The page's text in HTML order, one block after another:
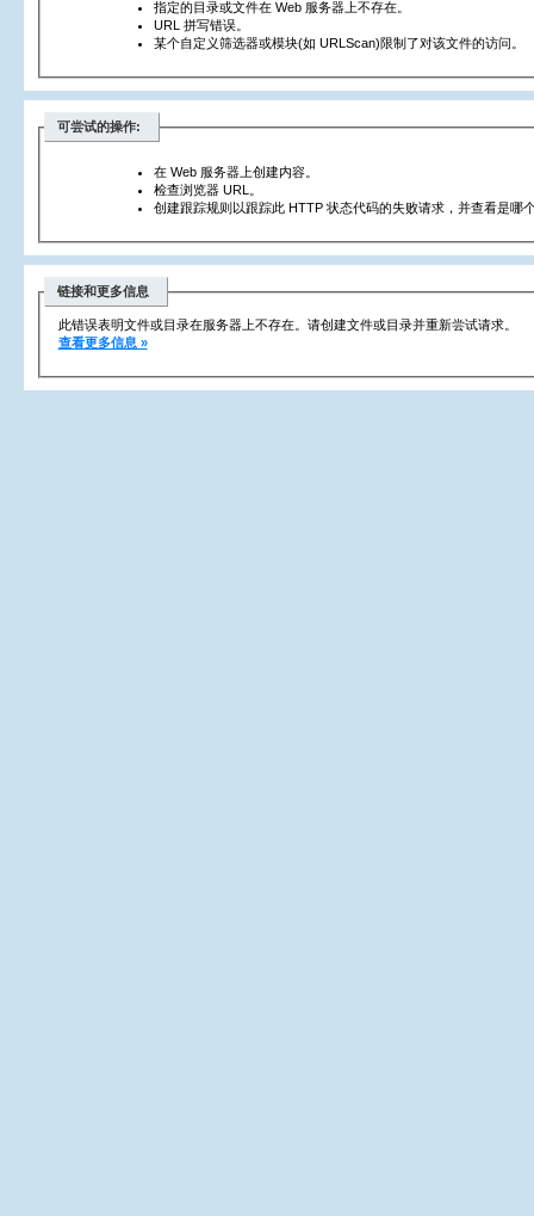
指定的目录或文件在 Web 服务器上不存在。
URL 拼写错误。
某个自定义筛选器或模块(如 URLScan)限制了对该文件的访问。
可尝试的操作:
在 Web 服务器上创建内容。
检查浏览器 URL。
创建跟踪规则以跟踪此 HTTP 状态代码的失败请求，并查看是哪
链接和更多信息
此错误表明文件或目录在服务器上不存在。请创建文件或目录并重新尝试请求。
查看更多信息 »